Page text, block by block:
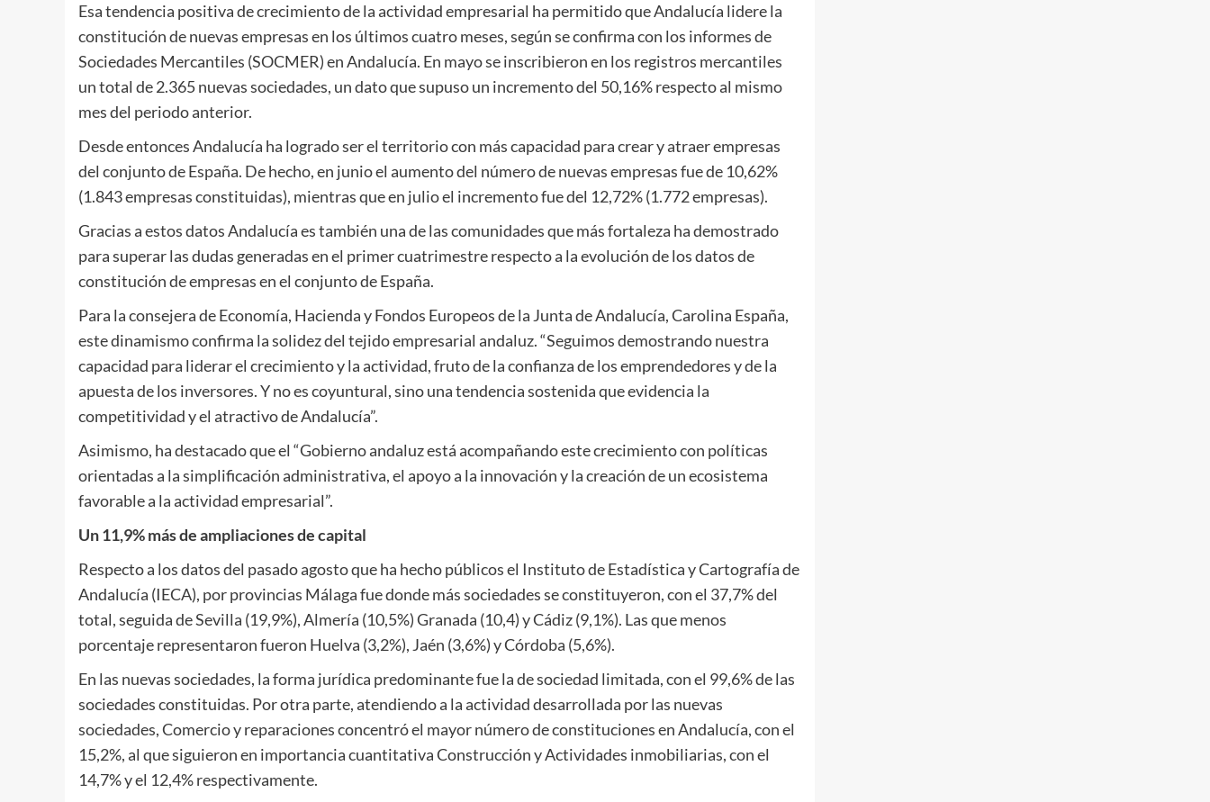
Esa tendencia positiva de crecimiento de la actividad empresarial ha permitido que Andalucía lidere la
constitución de nuevas empresas en los últimos cuatro meses, según se confirma con los informes de
Sociedades Mercantiles (SOCMER) en Andalucía. En mayo se inscribieron en los registros mercantiles
un total de 2.365 nuevas sociedades, un dato que supuso un incremento del 50,16% respecto al mismo
mes del periodo anterior.
Desde entonces Andalucía ha logrado ser el territorio con más capacidad para crear y atraer empresas
del conjunto de España. De hecho, en junio el aumento del número de nuevas empresas fue de 10,62%
(1.843 empresas constituidas), mientras que en julio el incremento fue del 12,72% (1.772 empresas).
Gracias a estos datos Andalucía es también una de las comunidades que más fortaleza ha demostrado
para superar las dudas generadas en el primer cuatrimestre respecto a la evolución de los datos de
constitución de empresas en el conjunto de España.
Para la consejera de Economía, Hacienda y Fondos Europeos de la Junta de Andalucía, Carolina España,
este dinamismo confirma la solidez del tejido empresarial andaluz. “Seguimos demostrando nuestra
capacidad para liderar el crecimiento y la actividad, fruto de la confianza de los emprendedores y de la
apuesta de los inversores. Y no es coyuntural, sino una tendencia sostenida que evidencia la
competitividad y el atractivo de Andalucía”.
Asimismo, ha destacado que el “Gobierno andaluz está acompañando este crecimiento con políticas
orientadas a la simplificación administrativa, el apoyo a la innovación y la creación de un ecosistema
favorable a la actividad empresarial”.
Un 11,9% más de ampliaciones de capital
Respecto a los datos del pasado agosto que ha hecho públicos el Instituto de Estadística y Cartografía de
Andalucía (IECA), por provincias Málaga fue donde más sociedades se constituyeron, con el 37,7% del
total, seguida de Sevilla (19,9%), Almería (10,5%) Granada (10,4) y Cádiz (9,1%). Las que menos
porcentaje representaron fueron Huelva (3,2%), Jaén (3,6%) y Córdoba (5,6%).
En las nuevas sociedades, la forma jurídica predominante fue la de sociedad limitada, con el 99,6% de las
sociedades constituidas. Por otra parte, atendiendo a la actividad desarrollada por las nuevas
sociedades, Comercio y reparaciones concentró el mayor número de constituciones en Andalucía, con el
15,2%, al que siguieron en importancia cuantitativa Construcción y Actividades inmobiliarias, con el
14,7% y el 12,4% respectivamente.